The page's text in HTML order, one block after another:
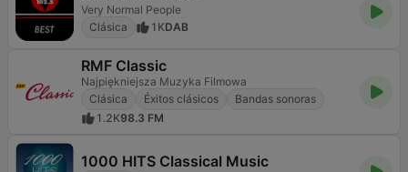
Very Normal People
Clásica
1KDAB
RMF Classic
Najpiękniejsza Muzyka Filmowa
Clásica
Éxitos clásicos
Bandas sonoras
1.2K98.3 FM
1000 HITS Classical Music